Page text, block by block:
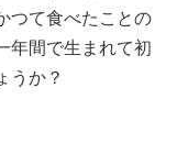
つて食べたことの
年間で生まれて初
うか？